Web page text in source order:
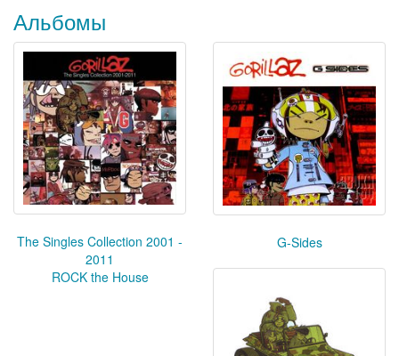
Альбомы
The Singles Collection 2001 -
2011
G-Sides
ROCK the House